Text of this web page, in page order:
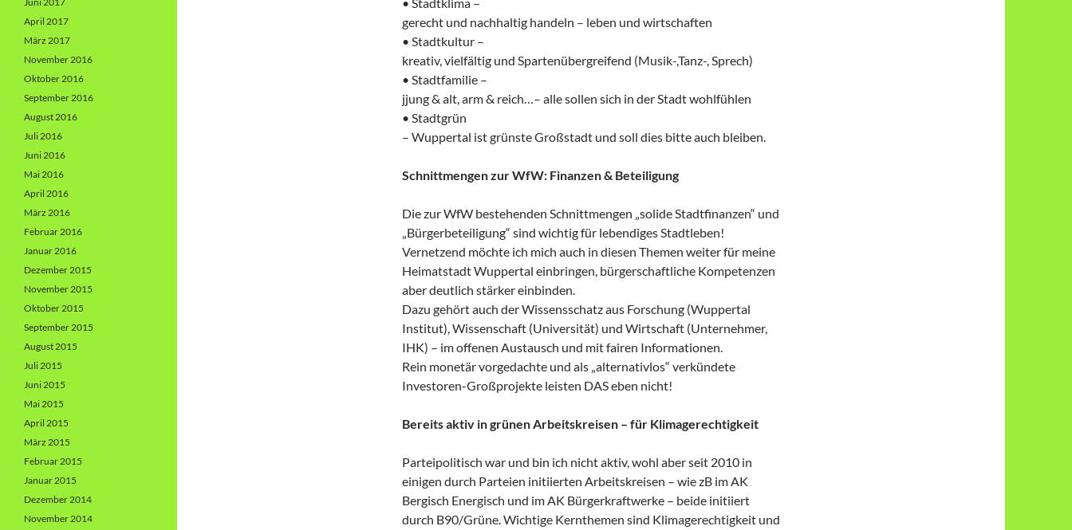
gerecht und nachhaltig handeln – leben und wirtschaften
• Stadtkultur –
kreativ, vielfältig und Spartenübergreifend (Musik-,Tanz-, Sprech)
• Stadtfamilie –
jjung & alt, arm & reich…– alle sollen sich in der Stadt wohlfühlen
• Stadtgrün
– Wuppertal ist grünste Großstadt und soll dies bitte auch bleiben.
Schnittmengen zur WfW: Finanzen & Beteiligung
Die zur WfW bestehenden Schnittmengen „solide Stadtfinanzen“ und
„Bürgerbeteiligung“ sind wichtig für lebendiges Stadtleben!
Vernetzend möchte ich mich auch in diesen Themen weiter für meine
Heimatstadt Wuppertal einbringen, bürgerschaftliche Kompetenzen
aber deutlich stärker einbinden.
Dazu gehört auch der Wissensschatz aus Forschung (Wuppertal
Institut), Wissenschaft (Universität) und Wirtschaft (Unternehmer,
IHK) – im offenen Austausch und mit fairen Informationen.
Rein monetär vorgedachte und als „alternativlos“ verkündete
Investoren-Großprojekte leisten DAS eben nicht!
Bereits aktiv in grünen Arbeitskreisen – für Klimagerechtigkeit
Parteipolitisch war und bin ich nicht aktiv, wohl aber seit 2010 in
einigen durch Parteien initiierten Arbeitskreisen – wie zB im AK
Bergisch Energisch und im AK Bürgerkraftwerke – beide initiiert
durch B90/Grüne. Wichtige Kernthemen sind Klimagerechtigkeit und
April 2017
März 2017
November 2016
Oktober 2016
September 2016
August 2016
Juli 2016
Juni 2016
Mai 2016
April 2016
März 2016
Februar 2016
Januar 2016
Dezember 2015
November 2015
Oktober 2015
September 2015
August 2015
Juli 2015
Juni 2015
Mai 2015
April 2015
März 2015
Februar 2015
Januar 2015
Dezember 2014
November 2014